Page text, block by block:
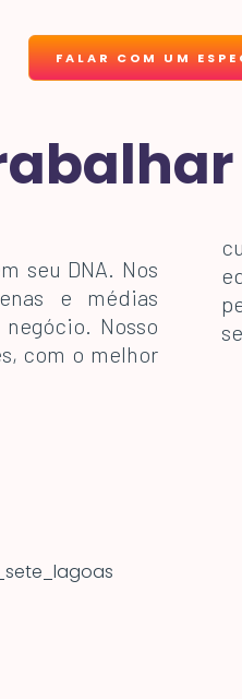
FALAR COM UM
seu DNA. Nos
e médias
Nosso
com o melhor